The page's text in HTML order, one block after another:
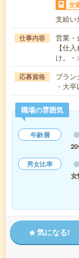
交
支給い
仕事内容
営業・
【仕
け。
応募資格
ブラン
・大
職場の雰囲気
年齢層
男女比率
女
気になる!